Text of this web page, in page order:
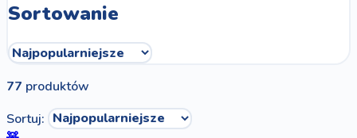
Sortowanie
77 produktów
Sortuj: